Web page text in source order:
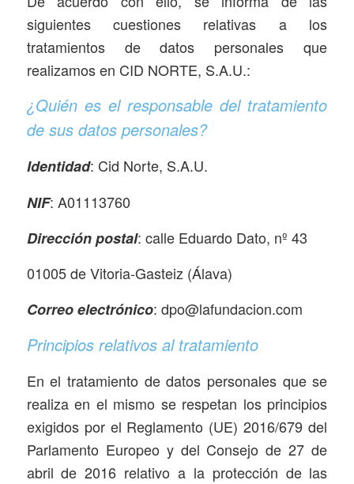
siguientes cuestiones relativas a los
tratamientos de datos personales que
realizamos en CID NORTE, S.A.U.:
¿Quién es el responsable del tratamiento
de sus datos personales?
Identidad: Cid Norte, S.A.U.
NIF: A01113760
Dirección postal: calle Eduardo Dato, nº 43
01005 de Vitoria-Gasteiz (Álava)
Correo electrónico: dpo@lafundacion.com
Principios relativos al tratamiento
En el tratamiento de datos personales que se
realiza en el mismo se respetan los principios
exigidos por el Reglamento (UE) 2016/679 del
Parlamento Europeo y del Consejo de 27 de
abril de 2016 relativo a la protección de las